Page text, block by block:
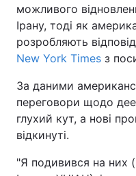
можливого
Ірану, тоді як
розробляють
New York Times з
За даними
переговори щодо
глухий кут, а нові
відкинуті.
"Я подивився на них